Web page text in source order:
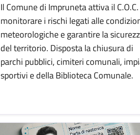
Il Comune di Impruneta attiva il
monitorare i rischi legati alle
meteorologiche e garantire la
del territorio. Disposta la chiusura di
parchi pubblici, cimiteri comunali,
sportivi e della Biblioteca Comunale.